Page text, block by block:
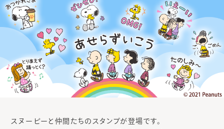
スヌーピーと仲間たちのスタンプが登場です。